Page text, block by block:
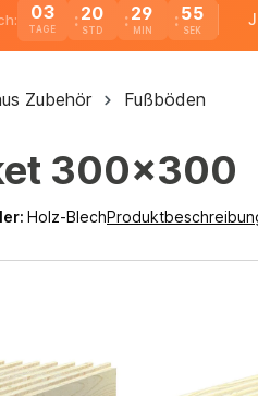
03
TAGE
20 29 55
Zubehör Fußböden
300x300
Holz-Blech